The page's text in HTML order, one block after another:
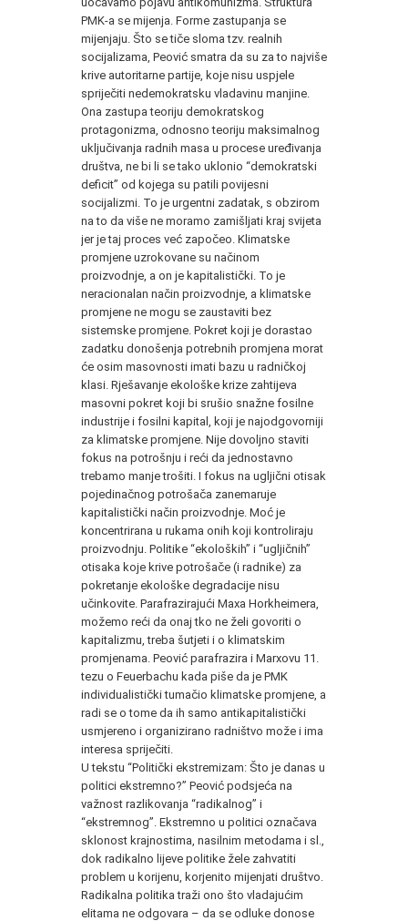
PMK-a se mijenja. Forme zastupanja se
mijenjaju. Što se tiče sloma tzv. realnih
socijalizama, Peović smatra da su za to najviše
krive autoritarne partije, koje nisu uspjele
spriječiti nedemokratsku vladavinu manjine.
Ona zastupa teoriju demokratskog
protagonizma, odnosno teoriju maksimalnog
uključivanja radnih masa u procese uređivanja
društva, ne bi li se tako uklonio “demokratski
deficit” od kojega su patili povijesni
socijalizmi. To je urgentni zadatak, s obzirom
na to da više ne moramo zamišljati kraj svijeta
jer je taj proces već započeo. Klimatske
promjene uzrokovane su načinom
proizvodnje, a on je kapitalistički. To je
neracionalan način proizvodnje, a klimatske
promjene ne mogu se zaustaviti bez
sistemske promjene. Pokret koji je dorastao
zadatku donošenja potrebnih promjena morat
će osim masovnosti imati bazu u radničkoj
klasi. Rješavanje ekološke krize zahtijeva
masovni pokret koji bi srušio snažne fosilne
industrije i fosilni kapital, koji je najodgovorniji
za klimatske promjene. Nije dovoljno staviti
fokus na potrošnju i reći da jednostavno
trebamo manje trošiti. I fokus na ugljični otisak
pojedinačnog potrošača zanemaruje
kapitalistički način proizvodnje. Moć je
koncentrirana u rukama onih koji kontroliraju
proizvodnju. Politike “ekoloških” i “ugljičnih”
otisaka koje krive potrošače (i radnike) za
pokretanje ekološke degradacije nisu
učinkovite. Parafrazirajući Maxa Horkheimera,
možemo reći da onaj tko ne želi govoriti o
kapitalizmu, treba šutjeti i o klimatskim
promjenama. Peović parafrazira i Marxovu 11.
tezu o Feuerbachu kada piše da je PMK
individualistički tumačio klimatske promjene, a
radi se o tome da ih samo antikapitalistički
usmjereno i organizirano radništvo može i ima
interesa spriječiti.
U tekstu “Politički ekstremizam: Što je danas u
politici ekstremno?” Peović podsjeća na
važnost razlikovanja “radikalnog” i
“ekstremnog”. Ekstremno u politici označava
sklonost krajnostima, nasilnim metodama i sl.,
dok radikalno lijeve politike žele zahvatiti
problem u korijenu, korjenito mijenjati društvo.
Radikalna politika traži ono što vladajućim
elitama ne odgovara – da se odluke donose